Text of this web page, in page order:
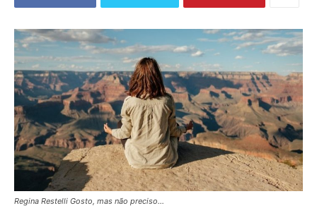
Regina Restelli Gosto, mas não preciso...